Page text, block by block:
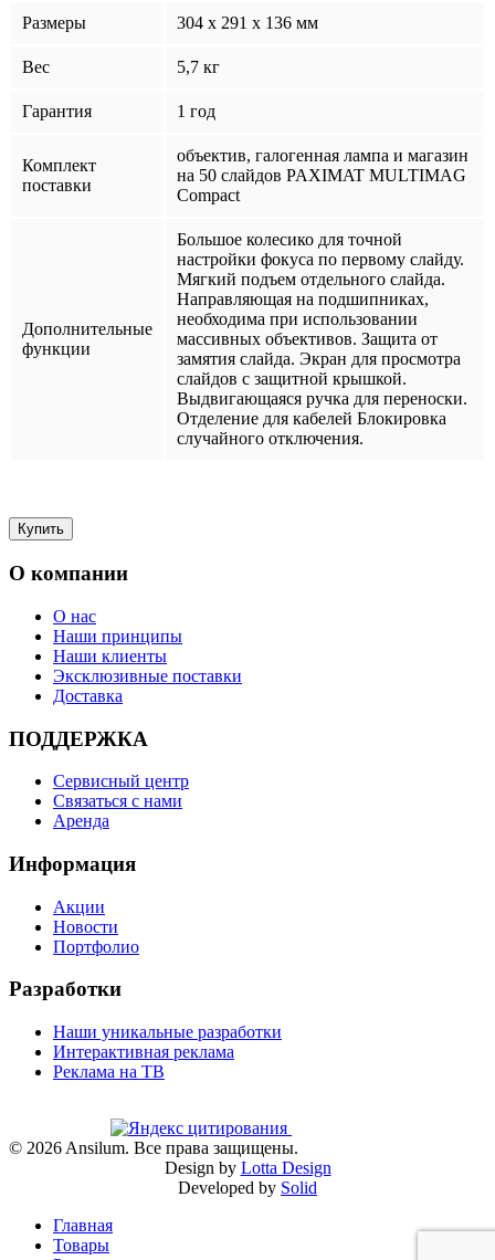
Размеры 304 x 291 x 136 мм
Вес 5,7 кг
Гарантия 1 год
Комплект
поставки
объектив, галогенная лампа и магазин
на 50 слайдов PAXIMAT MULTIMAG
Compact
Дополнительные
функции
Большое колесико для точной
настройки фокуса по первому слайду.
Мягкий подъем отдельного слайда.
Направляющая на подшипниках,
необходима при использовании
массивных объективов. Защита от
замятия слайда. Экран для просмотра
слайдов с защитной крышкой.
Выдвигающаяся ручка для переноски.
Отделение для кабелей Блокировка
случайного отключения.
О компании
О нас
Наши принципы
Наши клиенты
Эксклюзивные поставки
Доставка
ПОДДЕРЖКА
Сервисный центр
Связаться с нами
Аренда
Информация
Акции
Новости
Портфолио
Разработки
Наши уникальные разработки
Интерактивная реклама
Реклама на ТВ
© 2026 Ansilum. Все права защищены.
Design by Lotta Design
Developed by Solid
Главная
Товары